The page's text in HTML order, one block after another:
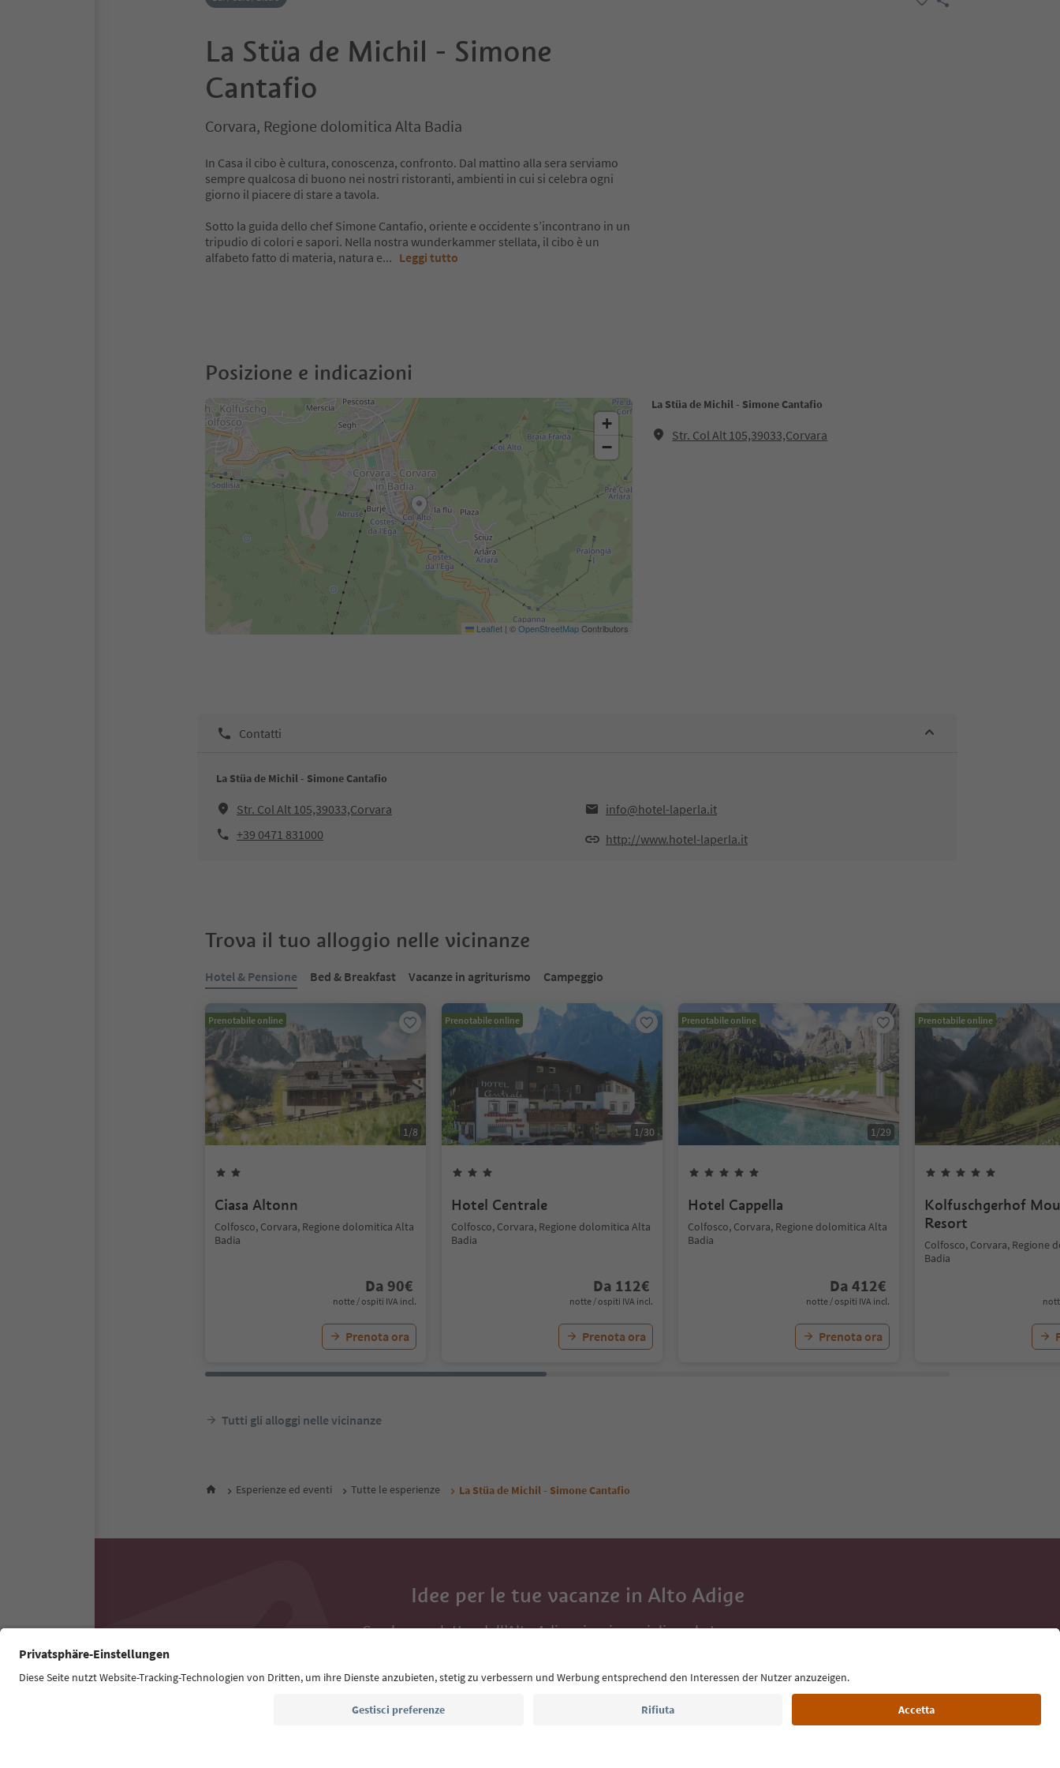
La Stüa de Michil - Simone
Cantafio
Corvara, Regione dolomitica Alta Badia
In Casa il cibo è cultura, conoscenza, confronto. Dal mattino alla sera serviamo
sempre qualcosa di buono nei nostri ristoranti, ambienti in cui si celebra ogni
giorno il piacere di stare a tavola.
Sotto la guida dello chef Simone Cantafio, oriente e occidente s’incontrano in un
tripudio di colori e sapori. Nella nostra wunderkammer stellata, il cibo è un
alfabeto fatto di materia, natura e... Leggi tutto
Posizione e indicazioni
La Stüa de Michil - Simone Cantafio
Str. Col Alt 105,39033,Corvara
+
−
Leaflet | ©OpenStreetMapContributors
Contatti
La Stüa de Michil - Simone Cantafio
Str. Col Alt 105,39033,Corvara
info@hotel-laperla.it
+39 0471 831000
http://www.hotel-laperla.it
Trova il tuo alloggio nelle vicinanze
Hotel & Pensione Bed & Breakfast Vacanze in agriturismo Campeggio
Prenotabile online
1/8
Ciasa Altonn
Colfosco, Corvara, Regione dolomitica Alta
Badia
Da 90€
notte / ospiti IVA incl.
Prenota ora
Prenotabile online
1/30
Hotel Centrale
Colfosco, Corvara, Regione dolomitica Alta
Badia
Da 112€
notte / ospiti IVA incl.
Prenota ora
Prenotabile online
1/29
Hotel Cappella
Colfosco, Corvara, Regione dolomitica Alta
Badia
Da 412€
notte / ospiti IVA incl.
Prenota ora
Prenotabile online
Kolfuschgerhof
Resort
Colfosco, Corvara, Regione
Badia
Tutti gli alloggi nelle vicinanze
Esperienze ed eventi Tutte le esperienze La Stüa de Michil - Simone Cantafio
Idee per le tue vacanze in Alto Adige
Con la newsletter dell’Alto Adige ricevi consigli per le tue vacanze,
Indirizzo e-mail*